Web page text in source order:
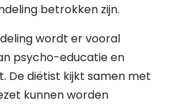
betrokken zijn.
wordt er vooral
psycho-educatie en
De diëtist kijkt samen met
kunnen worden